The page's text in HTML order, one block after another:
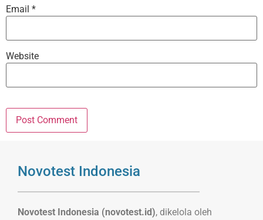
Email *
Website
Novotest Indonesia
Novotest Indonesia (novotest.id), dikelola oleh